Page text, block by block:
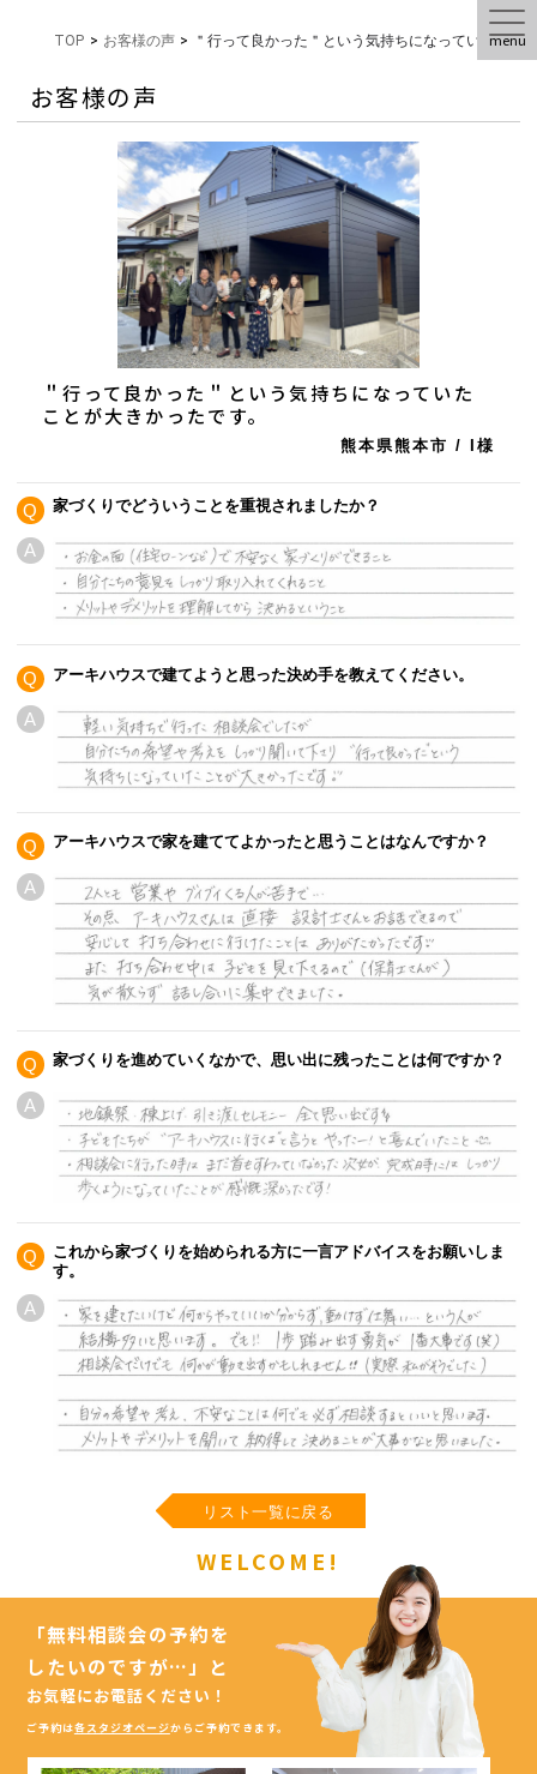
menu
TOP > お客様の声 > ＂行って良かった＂という気持ちになっていたこと
お客様の声
＂行って良かった＂という気持ちになっていた
ことが大きかったです。
熊本県熊本市 / I様
Q 家づくりでどういうことを重視されましたか？
A
Q アーキハウスで建てようと思った決め手を教えてください。
A
Q アーキハウスで家を建ててよかったと思うことはなんですか？
A
Q 家づくりを進めていくなかで、思い出に残ったことは何ですか？
A
Q
これから家づくりを始められる方に一言アドバイスをお願いしま
す。
A
リスト一覧に戻る
WELCOME!
「無料相談会の予約を
したいのですが…」
と
お気軽にお電話ください！
ご予約は各スタジオページからご予約できます。